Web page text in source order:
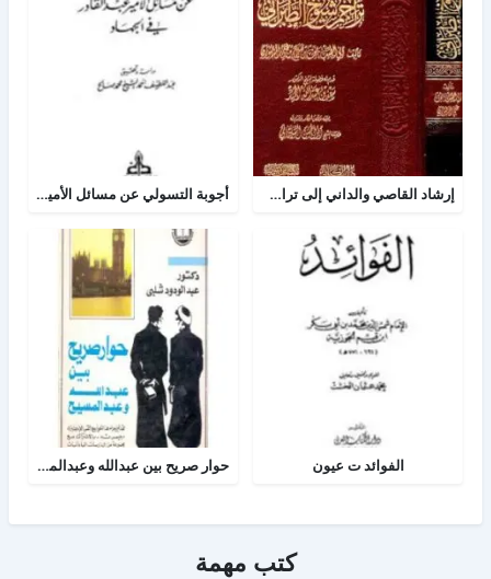
إرشاد القاصي والداني إلى تراجم شيوخ الطبراني أجوبة التسولي عن مسائل الأمير عبد القادر في الجهاد
الفوائد ت عيون حوار صريح بين عبدالله وعبدالمسيح
كتب مهمة